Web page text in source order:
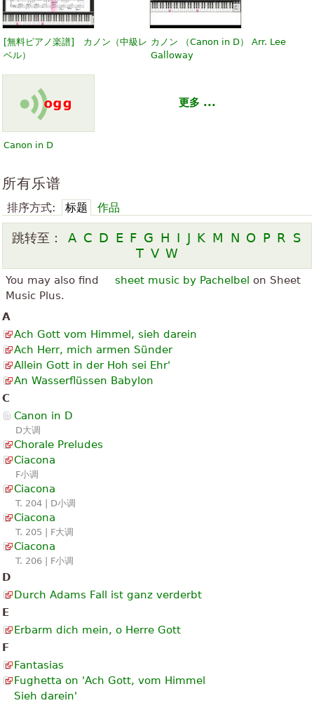
[無料ピアノ楽譜] カノン（中級レ
ベル）
カノン （Canon in D） Arr. Lee
Galloway
Canon in D
更多 ...
所有乐谱
排序方式: 标题 作品
跳转至： A C D E F G H I J K M N O P R S
T V W
You may also find sheet music by Pachelbel on Sheet
Music Plus.
A
Ach Gott vom Himmel, sieh darein
Ach Herr, mich armen Sünder
Allein Gott in der Hoh sei Ehr'
An Wasserflüssen Babylon
C
Canon in D
D大调
Chorale Preludes
Ciacona
F小调
Ciacona
T. 204 | D小调
Ciacona
T. 205 | F大调
Ciacona
T. 206 | F小调
D
Durch Adams Fall ist ganz verderbt
E
Erbarm dich mein, o Herre Gott
F
Fantasias
Fughetta on 'Ach Gott, vom Himmel
Sieh darein'